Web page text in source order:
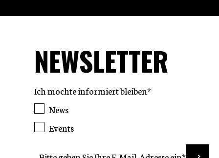
NEWSLETTER
Ich möchte informiert bleiben*
News
Events